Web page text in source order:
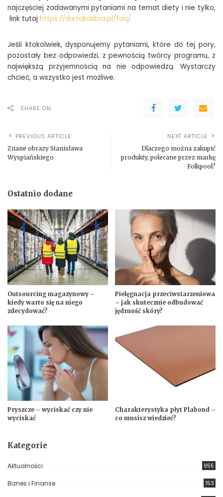
najczęściej zadawanymi pytaniami na temat diety i nie tylko,
link tutaj https://dietakalibra.pl/faq/
Jeśli ktokolwiek, dysponujemy pytaniami, które do tej pory,
pozostały bez odpowiedzi, z pewnością twórcy programu, z
największą przyjemnością na nie odpowiedzą. Wystarczy
chcieć, a wszystko jest możliwe.
SHARE ON
PREVIOUS ARTICLE
Znane obrazy Stanisława
Wyspiańskiego
NEXT ARTICLE
Dlaczego można zakupić
produkty, polecane przez markę
Folkpool?
Ostatnio dodane
Outsourcing magazynowy –
kiedy warto się na niego
zdecydować?
Pielęgnacja przeciwstarzeniowa
– jak skutecznie odbudować
jędrność skóry?
Pryszcze – wyciskać czy nie
wyciskać
Charakterystyka płyt Plabond –
co musisz wiedzieć?
Kategorie
Aktualności 955
Biznes i Finanse 153